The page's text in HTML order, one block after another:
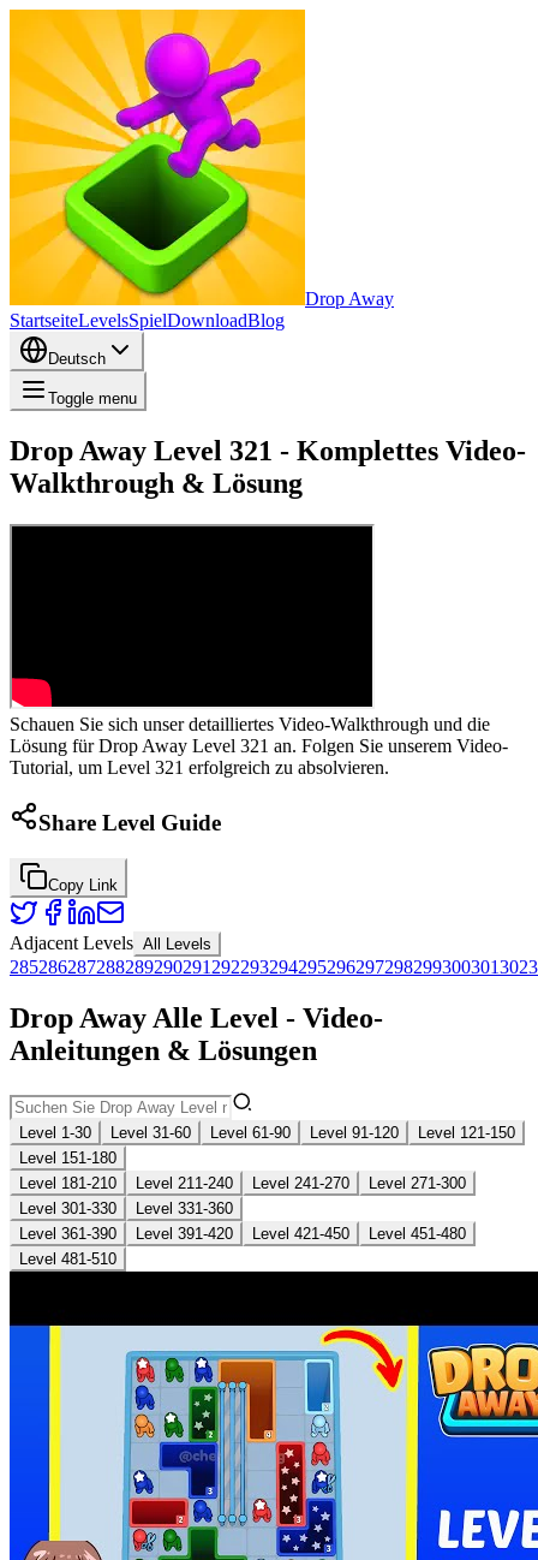
Drop Away
StartseiteLevelsSpielDownloadBlog
Deutsch
Toggle menu
Drop Away Level 321 - Komplettes Video-
Walkthrough & Lösung
Schauen Sie sich unser detailliertes Video-Walkthrough und die
Lösung für Drop Away Level 321 an. Folgen Sie unserem Video-
Tutorial, um Level 321 erfolgreich zu absolvieren.
Share Level Guide
Copy Link
Adjacent Levels All Levels
285286287288289290291 292293294295296297298299300301302
Drop Away Alle Level - Video-
Anleitungen & Lösungen
Level 1-30 Level 31-60 Level 61-90 Level 91-120
Level 121-150
Level 151-180
Level 181-210
Level 211-240 Level 241-270
Level 271-300
Level 301-330
Level 331-360
Level 361-390
Level 391-420 Level 421-450
Level 451-480
Level 481-510